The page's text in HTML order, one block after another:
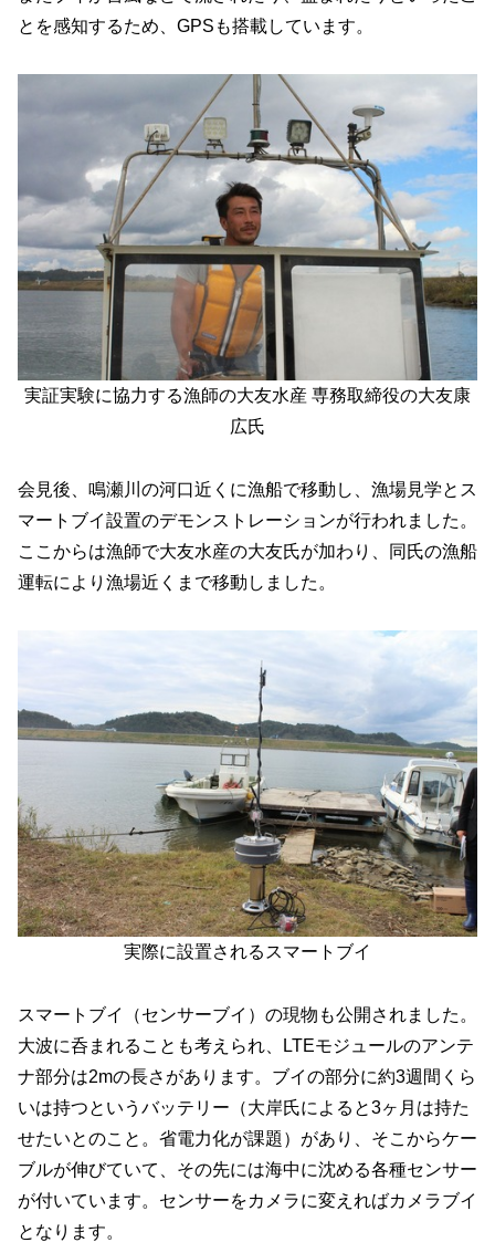
とを感知するため、GPSも搭載しています。
実証実験に協力する漁師の大友水産 専務取締役の大友康
広氏
会見後、鳴瀬川の河口近くに漁船で移動し、漁場見学とス
マートブイ設置のデモンストレーションが行われました。
ここからは漁師で大友水産の大友氏が加わり、同氏の漁船
運転により漁場近くまで移動しました。
実際に設置されるスマートブイ
スマートブイ（センサーブイ）の現物も公開されました。
大波に呑まれることも考えられ、LTEモジュールのアンテ
ナ部分は2mの長さがあります。ブイの部分に約3週間くら
いは持つというバッテリー（大岸氏によると3ヶ月は持た
せたいとのこと。省電力化が課題）があり、そこからケー
ブルが伸びていて、その先には海中に沈める各種センサー
が付いています。センサーをカメラに変えればカメラブイ
となります。